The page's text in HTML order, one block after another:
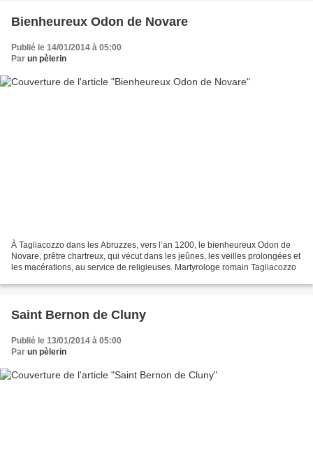
Bienheureux Odon de Novare
Publié le 14/01/2014 à 05:00
Par un pèlerin
À Tagliacozzo dans les Abruzzes, vers l’an 1200, le bienheureux Odon de
Novare, prêtre chartreux, qui vécut dans les jeûnes, les veilles prolongées et
les macérations, au service de religieuses. Martyrologe romain Tagliacozzo
Saint Bernon de Cluny
Publié le 13/01/2014 à 05:00
Par un pèlerin